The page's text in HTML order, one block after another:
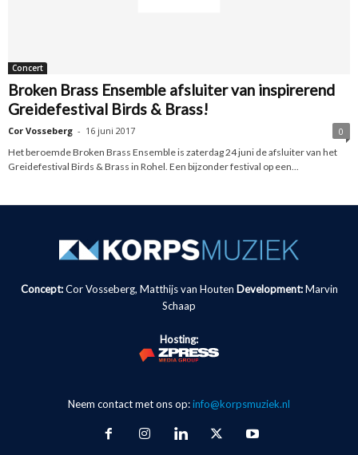
Concert
Broken Brass Ensemble afsluiter van inspirerend
Greidefestival Birds & Brass!
Cor Vosseberg - 16 juni 2017
0
Het beroemde Broken Brass Ensemble is zaterdag 24 juni de afsluiter van het
Greidefestival Birds & Brass in Rohel. Een bijzonder festival op een...
Concept:Cor Vosseberg, Matthijs van Houten Development: Marvin
Schaap
Hosting:
Neem contact met ons op:info@korpsmuziek.nl